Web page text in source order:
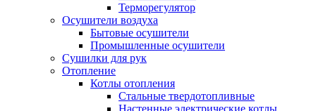
Терморегулятор
Осушители воздуха
Бытовые осушители
Промышленные осушители
Сушилки для рук
Отопление
Котлы отопления
Стальные твердотопливные
Настенные электрические котлы